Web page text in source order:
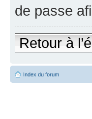
de passe
Retour à
Index du forum